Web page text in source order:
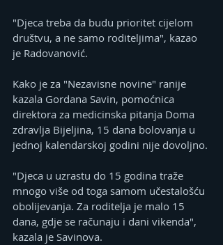
"Djeca treba da budu prioritet cijelom
društvu, a ne samo roditeljima", kazao
je Radovanović.
Kako je za "Nezavisne novine" ranije
kazala Gordana Savin, pomoćnica
direktora za medicinska pitanja Doma
zdravlja Bijeljina, 15 dana bolovanja u
jednoj kalendarskoj godini nije dovoljno.
"Djeca u uzrastu do 15 godina traže
mnogo više od toga samom učestalošću
obolijevanja. Za roditelja je malo 15
dana, gdje se računaju i dani vikenda",
kazala je Savinova.